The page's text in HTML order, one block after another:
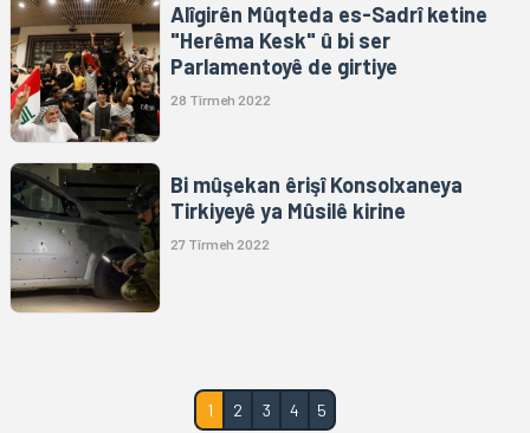
Alîgirên Mûqteda es-Sadrî ketine
"Herêma Kesk" û bi ser
Parlamentoyê de girtiye
28 Tîrmeh 2022
Bi mûşekan êrişî Konsolxaneya
Tirkiyeyê ya Mûsilê kirine
27 Tîrmeh 2022
1 2 3 4 5